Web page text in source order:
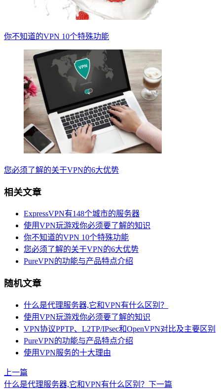
你不知道的VPN 10个特殊功能
您必须了解的关于VPN的6大优势
相关文章
ExpressVPN有148个城市的服务器
使用VPN玩游戏你必须要了解的知识
你不知道的VPN 10个特殊功能
您必须了解的关于VPN的6大优势
PureVPN的功能与产品特点介绍
随机文章
什么是代理服务器,它和VPN有什么区别？
使用VPN玩游戏你必须要了解的知识
VPN协议PPTP、L2TP/IPsec和OpenVPN对比及主要区别
PureVPN的功能与产品特点介绍
使用VPN服务的十大理由
上一篇
什么是代理服务器,它和VPN有什么区别？ 下一篇